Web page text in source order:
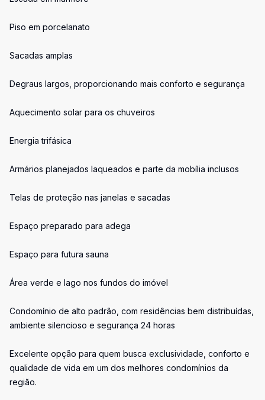
Piso em porcelanato
Sacadas amplas
Degraus largos, proporcionando mais conforto e segurança
Aquecimento solar para os chuveiros
Energia trifásica
Armários planejados laqueados e parte da mobília inclusos
Telas de proteção nas janelas e sacadas
Espaço preparado para adega
Espaço para futura sauna
Área verde e lago nos fundos do imóvel
Condomínio de alto padrão, com residências bem distribuídas,
ambiente silencioso e segurança 24 horas
Excelente opção para quem busca exclusividade, conforto e
qualidade de vida em um dos melhores condomínios da
região.